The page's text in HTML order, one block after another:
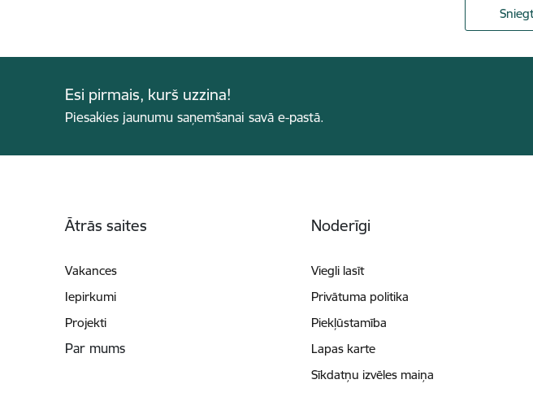
Esi pirmais, kurš uzzina!
Piesakies jaunumu saņemšanai savā e-pastā.
Ātrās saites
Vakances
Iepirkumi
Projekti
Par mums
Noderīgi
Viegli lasīt
Privātuma politika
Piekļūstamība
Lapas karte
Sīkdatņu izvēles maiņa